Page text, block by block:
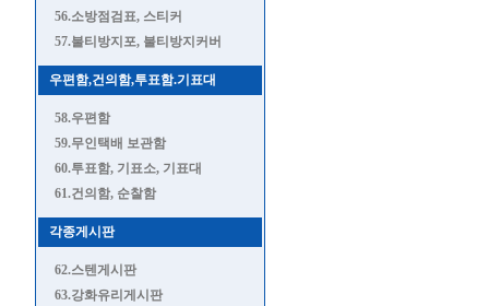
56.소방점검표, 스티커
57.불티방지포, 불티방지커버
우편함,건의함,투표함.기표대
58.우편함
59.무인택배 보관함
60.투표함, 기표소, 기표대
61.건의함, 순찰함
각종게시판
62.스텐게시판
63.강화유리게시판